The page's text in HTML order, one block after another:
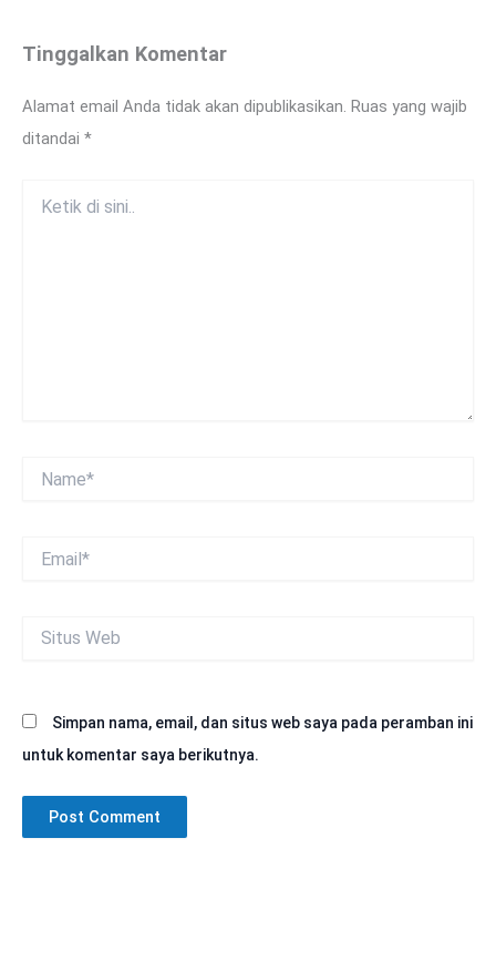
Tinggalkan Komentar
Alamat email Anda tidak akan dipublikasikan. Ruas yang wajib
ditandai *
Web
Simpan nama, email, dan situs web saya pada peramban ini
untuk komentar saya berikutnya.